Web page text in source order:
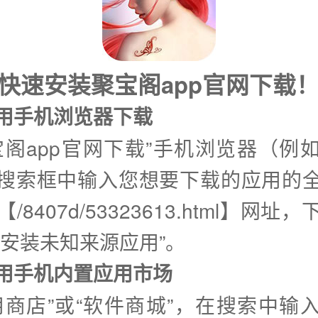
速安装聚宝阁app官网下载
机浏览器下载
阁app官网下载”手机浏览器（例
索框中输入您想要下载的应用的
/8407d/53323613.html】网址，
装未知来源应用”。
机内置应用市场
店”或“软件商城”，在搜索中输